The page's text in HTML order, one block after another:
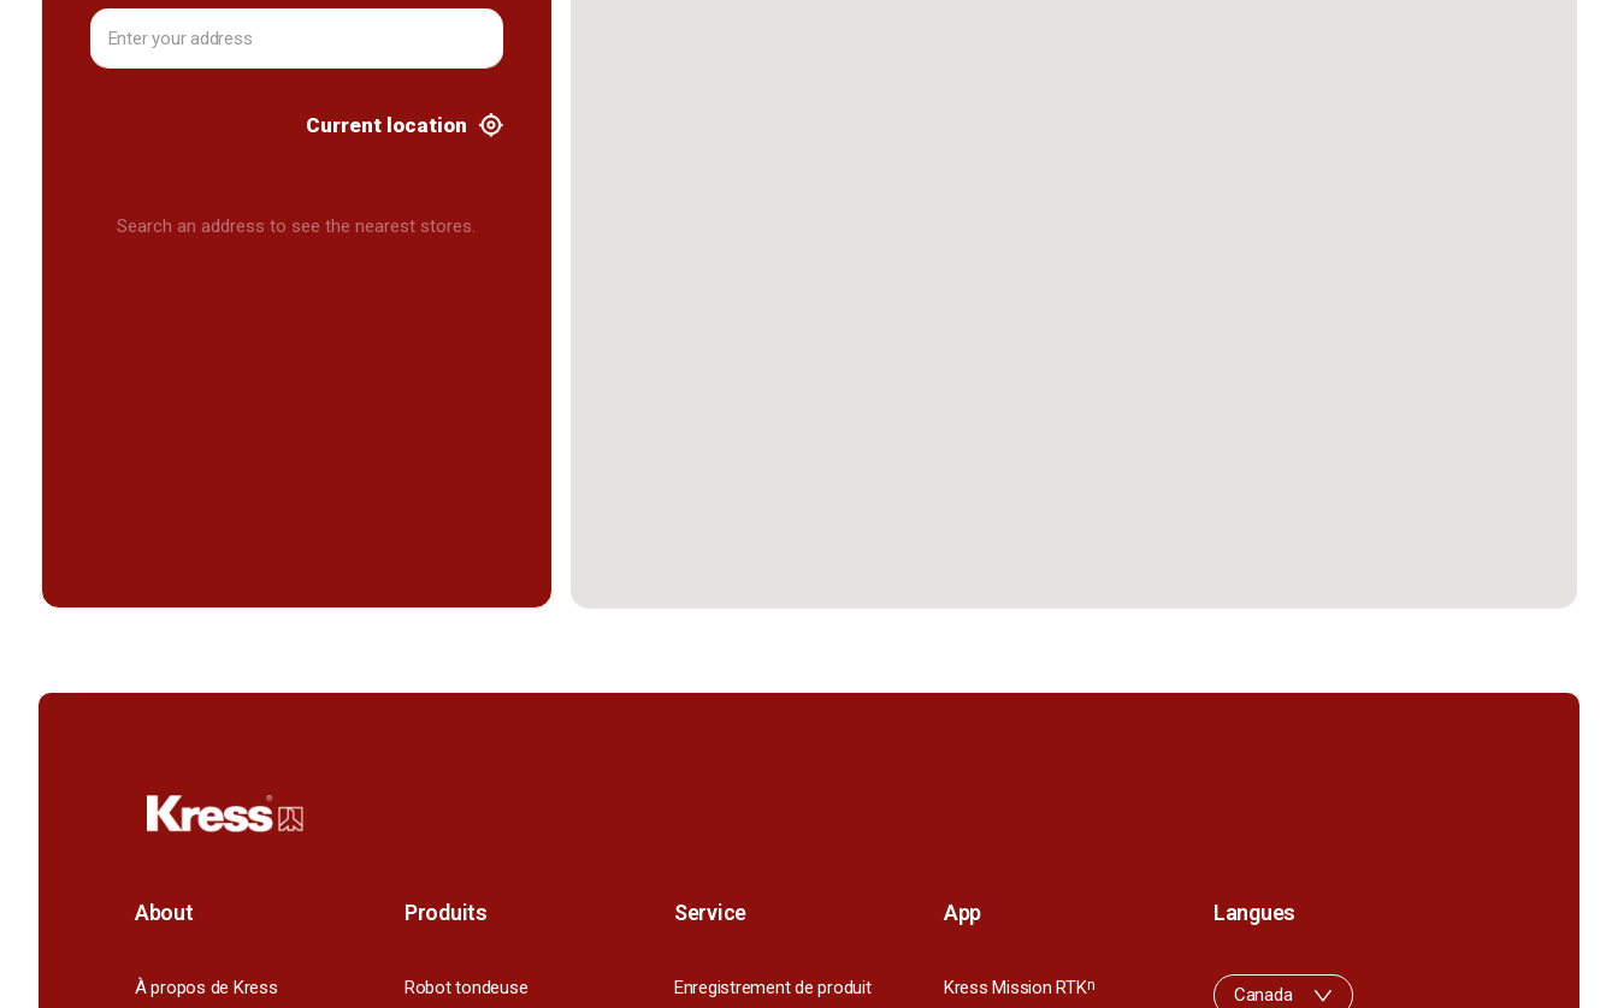
Current location
Search an address to see the nearest stores.
About
À propos de Kress
Produits
Robot tondeuse
Service
Enregistrement de produit
App
Kress Mission RTKn
Langues
Canada